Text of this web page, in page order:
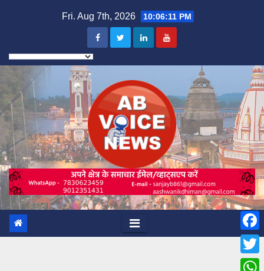
Fri. Aug 7th, 2026 10:06:13 PM
F
a
T